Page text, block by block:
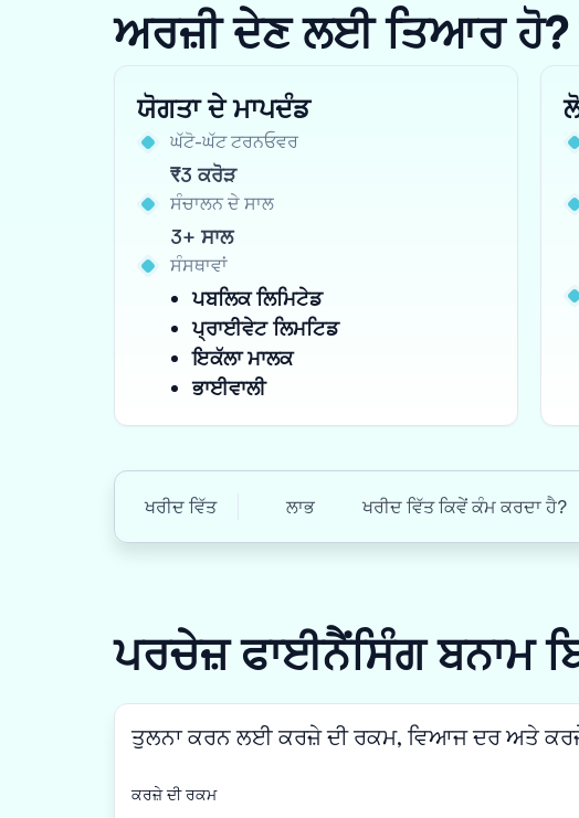
ਅਰਜ਼ੀ ਦੇਣ ਲਈ ਤਿਆਰ ਹੋ?
ਯੋਗਤਾ ਦੇ ਮਾਪਦੰਡ
ਘੱਟੋ-ਘੱਟ ਟਰਨਓਵਰ
₹3 ਕਰੋੜ
ਸੰਚਾਲਨ ਦੇ ਸਾਲ
3+ ਸਾਲ
ਸੰਸਥਾਵਾਂ
ਪਬਲਿਕ ਲਿਮਿਟੇਡ
ਪ੍ਰਾਈਵੇਟ ਲਿਮਟਿਡ
ਇਕੱਲਾ ਮਾਲਕ
ਭਾਈਵਾਲੀ
ਖਰੀਦ ਵਿੱਤ ਲਾਭ ਖਰੀਦ ਵਿੱਤ ਕਿਵੇਂ ਕੰਮ ਕਰਦਾ ਹੈ?
ਪਰਚੇਜ਼ ਫਾਈਨੈਂਸਿੰਗ ਬਨਾਮ
ਤੁਲਨਾ ਕਰਨ ਲਈ ਕਰਜ਼ੇ ਦੀ ਰਕਮ, ਵਿਆਜ ਦਰ ਅਤੇ
ਕਰਜ਼ੇ ਦੀ ਰਕਮ